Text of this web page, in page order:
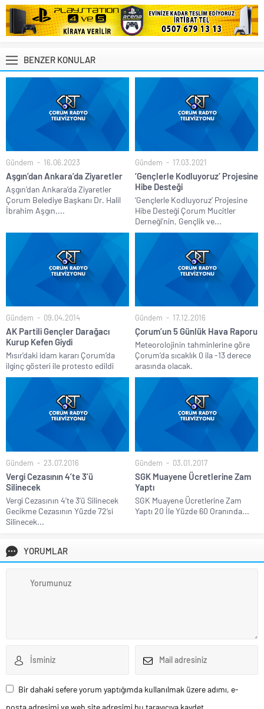
BENZER KONULAR
Gündem 16.06.2023
Aşgın’dan Ankara’da Ziyaretler
Aşgın’dan Ankara’da Ziyaretler
Çorum Belediye Başkanı Dr. Halil
İbrahim Aşgın,...
Gündem 17.03.2021
‘Gençlerle Kodluyoruz’ Projesine
Hibe Desteği
‘Gençlerle Kodluyoruz’ Projesine
Hibe Desteği Çorum Mucitler
Derneği’nin, Gençlik ve...
Gündem 09.04.2014
AK Partili Gençler Darağacı
Kurup Kefen Giydi
Mısır'daki idam kararı Çorum’da
ilginç gösteri ile protesto edildi
Gündem 17.12.2016
Çorum’un 5 Günlük Hava Raporu
Meteorolojinin tahminlerine göre
Çorum’da sıcaklık 0 ila -13 derece
arasında olacak.
Gündem 23.07.2016
Vergi Cezasının 4’te 3’ü
Silinecek
Vergi Cezasının 4’te 3’ü Silinecek
Gecikme Cezasının Yüzde 72’si
Silinecek...
Gündem 03.01.2017
SGK Muayene Ücretlerine Zam
Yaptı
SGK Muayene Ücretlerine Zam
Yaptı 20 İle Yüzde 60 Oranında...
YORUMLAR
Bir dahaki sefere yorum yaptığımda kullanılmak üzere adımı, e-
posta adresimi ve web site adresimi bu tarayıcıya kaydet.